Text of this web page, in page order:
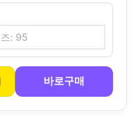
바로구매